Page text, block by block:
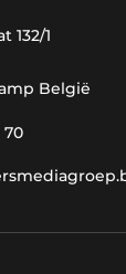
132/1
België
70